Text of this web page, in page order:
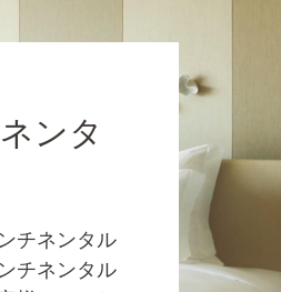
ンタ
チネンタル
チネンタル